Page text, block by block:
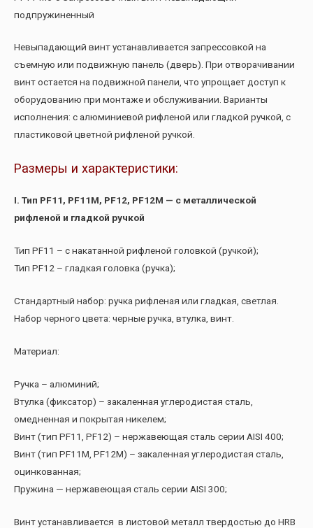
подпружиненный
Невыпадающий винт устанавливается запрессовкой на
съемную или подвижную панель (дверь). При отворачивании
винт остается на подвижной панели, что упрощает доступ к
оборудованию при монтаже и обслуживании. Варианты
исполнения: с алюминиевой рифленой или гладкой ручкой, с
пластиковой цветной рифленой ручкой.
Размеры и характеристики:
I. Тип PF11, PF11M, PF12, PF12M — с металлической
рифленой и гладкой ручкой
Тип PF11 – с накатанной рифленой головкой (ручкой);
Тип PF12 – гладкая головка (ручка);
Стандартный набор: ручка рифленая или гладкая, светлая.
Набор черного цвета: черные ручка, втулка, винт.
Материал:
Ручка – алюминий;
Втулка (фиксатор) – закаленная углеродистая сталь,
омедненная и покрытая никелем;
Винт (тип PF11, PF12) – нержавеющая сталь серии AISI 400;
Винт (тип PF11M, PF12M) – закаленная углеродистая сталь,
оцинкованная;
Пружина — нержавеющая сталь серии AISI 300;
Винт устанавливается в листовой металл твердостью до HRB